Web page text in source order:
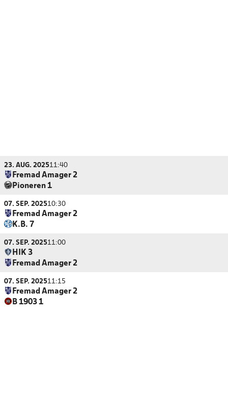
23. AUG. 202511:40
Fremad Amager 2
Pioneren 1
07. SEP. 202510:30
Fremad Amager 2
K.B. 7
07. SEP. 202511:00
HIK 3
Fremad Amager 2
07. SEP. 202511:15
Fremad Amager 2
B 1903 1